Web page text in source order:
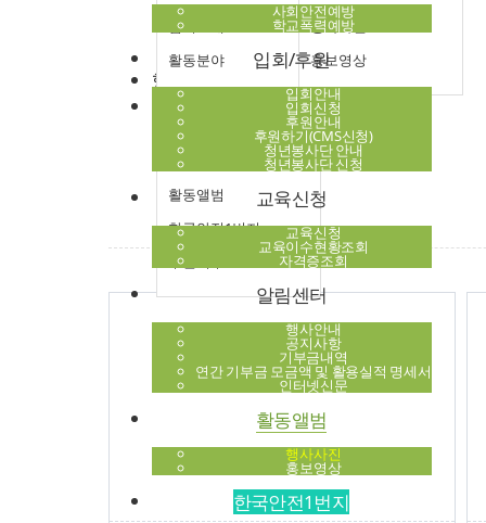
사회안전예방
학교폭력예방
입회/후원
입회안내
입회신청
후원안내
후원하기(CMS신청)
청년봉사단 안내
청년봉사단 신청
교육신청
교육신청
교육이수현황조회
자격증조회
알림센터
행사안내
공지사항
기부금내역
연간 기부금 모금액 및 활용실적 명세서
인터넷신문
활동앨범
행사사진
홍보영상
한국안전1번지
협회소개
활동분야
입회/후원
교육신청
알림센터
활동앨범
한국안전1번지
부설기구
행사사진
홍보영상
행사사진
홍보영상